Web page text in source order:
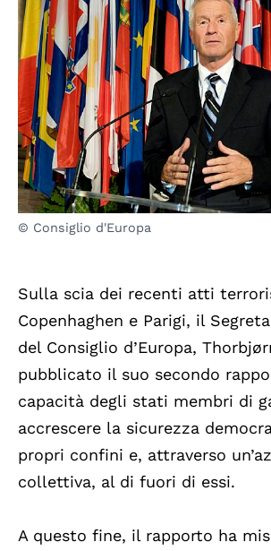
© Consiglio d'Europa
Sulla scia dei recenti atti
Copenhaghen e Parigi, il
del Consiglio d’Europa,
pubblicato il suo secondo
capacità degli stati membri di
accrescere la sicurezza
propri confini e, attraverso
collettiva, al di fuori di essi.
A questo fine, il rapporto ha